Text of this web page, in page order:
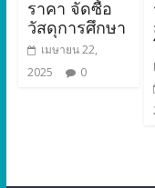
ราคา จัดซื้อ
วัสดุการศึกษา
เมษายน 22,
2025
0